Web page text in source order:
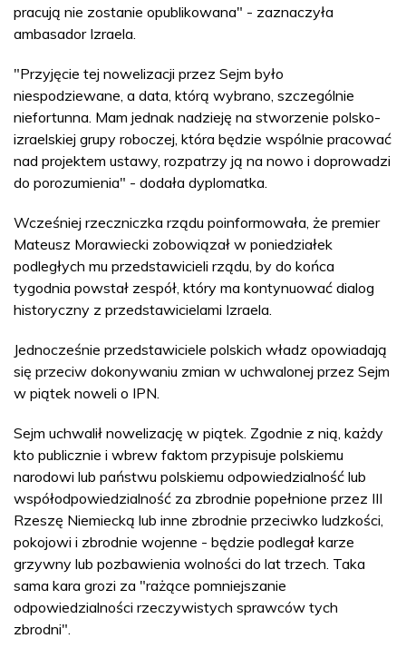
pracują nie zostanie opublikowana" - zaznaczyła
ambasador Izraela.
"Przyjęcie tej nowelizacji przez Sejm było
niespodziewane, a data, którą wybrano, szczególnie
niefortunna. Mam jednak nadzieję na stworzenie polsko-
izraelskiej grupy roboczej, która będzie wspólnie pracować
nad projektem ustawy, rozpatrzy ją na nowo i doprowadzi
do porozumienia" - dodała dyplomatka.
Wcześniej rzeczniczka rządu poinformowała, że premier
Mateusz Morawiecki zobowiązał w poniedziałek
podległych mu przedstawicieli rządu, by do końca
tygodnia powstał zespół, który ma kontynuować dialog
historyczny z przedstawicielami Izraela.
Jednocześnie przedstawiciele polskich władz opowiadają
się przeciw dokonywaniu zmian w uchwalonej przez Sejm
w piątek noweli o IPN.
Sejm uchwalił nowelizację w piątek. Zgodnie z nią, każdy
kto publicznie i wbrew faktom przypisuje polskiemu
narodowi lub państwu polskiemu odpowiedzialność lub
współodpowiedzialność za zbrodnie popełnione przez III
Rzeszę Niemiecką lub inne zbrodnie przeciwko ludzkości,
pokojowi i zbrodnie wojenne - będzie podlegał karze
grzywny lub pozbawienia wolności do lat trzech. Taka
sama kara grozi za "rażące pomniejszanie
odpowiedzialności rzeczywistych sprawców tych
zbrodni".